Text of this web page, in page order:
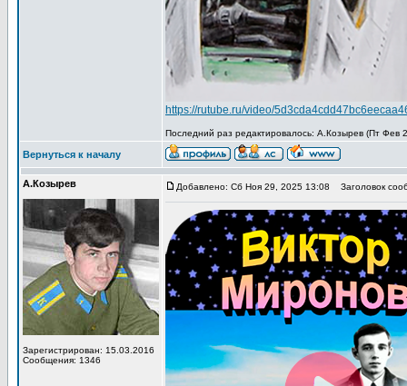
https://rutube.ru/video/
Последний раз редактировалось: А.Козырев (Пт Фев
Вернуться к началу
А.Козырев
Зарегистрирован: 15.03.2016
Сообщения: 1346
Добавлено: Сб Ноя 29, 2025 13:08 Заголовок